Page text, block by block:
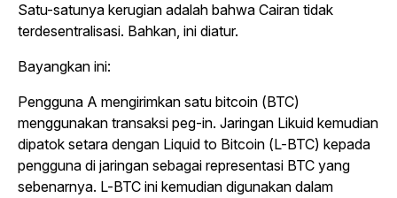
Satu-satunya kerugian adalah bahwa Cairan tidak
terdesentralisasi. Bahkan, ini diatur.
Bayangkan ini:
Pengguna A mengirimkan satu bitcoin (BTC)
menggunakan transaksi peg-in. Jaringan Likuid kemudian
dipatok setara dengan Liquid to Bitcoin (L-BTC) kepada
pengguna di jaringan sebagai representasi BTC yang
sebenarnya. L-BTC ini kemudian digunakan dalam